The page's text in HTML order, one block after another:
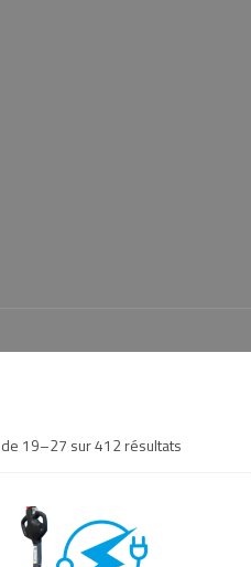
19–27 sur 412 résultats